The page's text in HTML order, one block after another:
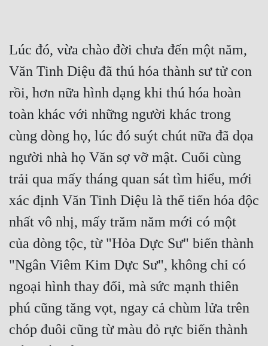
Lúc đó, vừa chào đời chưa đến một năm,
Văn Tinh Diệu đã thú hóa thành sư tử con
rồi, hơn nữa hình dạng khi thú hóa hoàn
toàn khác với những người khác trong
cùng dòng họ, lúc đó suýt chút nữa đã dọa
người nhà họ Văn sợ vỡ mật. Cuối cùng
trải qua mấy tháng quan sát tìm hiểu, mới
xác định Văn Tinh Diệu là thể tiến hóa độc
nhất vô nhị, mấy trăm năm mới có một
của dòng tộc, từ "Hỏa Dực Sư" biến thành
"Ngân Viêm Kim Dực Sư", không chỉ có
ngoại hình thay đổi, mà sức mạnh thiên
phú cũng tăng vọt, ngay cả chùm lửa trên
chóp đuôi cũng từ màu đỏ rực biến thành